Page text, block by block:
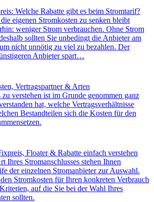
Welche Rabatte gibt es beim Stromtarif?
eigenen Stromkosten zu senken bleibt
weniger Strom verbrauchen. Ohne Strom
sollten Sie unbedingt die Anbieter am
nicht unnötig zu viel zu bezahlen. Der
Anbieter spart…
Vertragspartner & Arten
verstehen ist im Grunde genommen ganz
hat, welche Vertragsverhältnisse
Bestandteilen sich die Kosten für den
Floater & Rabatte einfach verstehen
Ihres Stromanschlusses stehen Ihnen
der einzelnen Stromanbieter zur Auswahl.
Stromkosten für Ihren konkreten Verbrauch
auf die Sie bei der Wahl Ihres
sollten.